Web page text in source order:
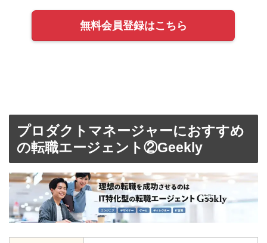
無料会員登録はこちら
プロダクトマネージャーにおすすめ
の転職エージェント②Geekly